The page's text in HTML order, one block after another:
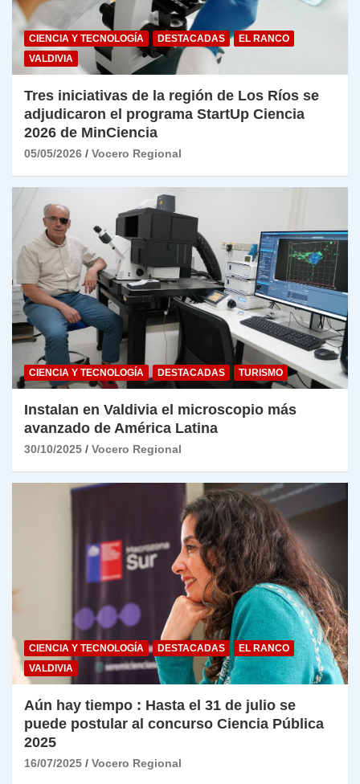
CIENCIA Y TECNOLOGÍA DESTACADAS
EL RANCO
VALDIVIA
Tres iniciativas de la región de Los Ríos se
adjudicaron el programa StartUp Ciencia
2026 de MinCiencia
05/05/2026 Vocero Regional
CIENCIA Y TECNOLOGÍA DESTACADAS TURISMO
Instalan en Valdivia el microscopio más
avanzado de América Latina
30/10/2025 Vocero Regional
CIENCIA Y TECNOLOGÍA DESTACADAS
EL RANCO
VALDIVIA
Aún hay tiempo : Hasta el 31 de julio se
puede postular al concurso Ciencia Pública
2025
16/07/2025 Vocero Regional